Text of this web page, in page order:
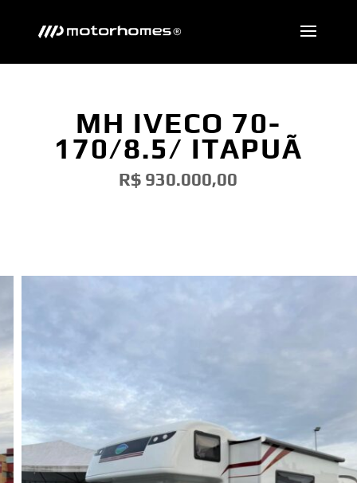
MH IVECO 70-
170/8.5/ ITAPUÃ
R$ 930.000,00